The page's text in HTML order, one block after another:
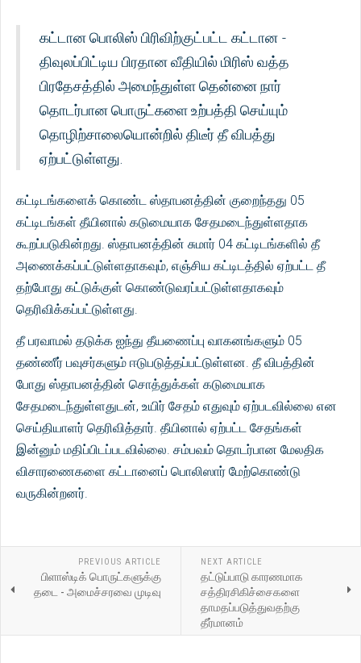
கட்டான பொலிஸ் பிரிவிற்குட்பட்ட கட்டான -
திவுலப்பிட்டிய பிரதான வீதியில் மிரிஸ் வத்த
பிரதேசத்தில் அமைந்துள்ள தென்னை நார்
தொடர்பான பொருட்களை உற்பத்தி செய்யும்
தொழிற்சாலையொன்றில் திடீர் தீ விபத்து
ஏற்பட்டுள்ளது.
கட்டிடங்களைக் கொண்ட ஸ்தாபனத்தின் குறைந்தது 05
கட்டிடங்கள் தீயினால் கடுமையாக சேதமடைந்துள்ளதாக
கூறப்படுகின்றது. ஸ்தாபனத்தின் சுமார் 04 கட்டிடங்களில் தீ
அணைக்கப்பட்டுள்ளதாகவும், எஞ்சிய கட்டிடத்தில் ஏற்பட்ட தீ
தற்போது கட்டுக்குள் கொண்டுவரப்பட்டுள்ளதாகவும்
தெரிவிக்கப்பட்டுள்ளது.
தீ பரவாமல் தடுக்க ஐந்து தீயணைப்பு வாகனங்களும் 05
தண்ணீர் பவுசர்களும் ஈடுபடுத்தப்பட்டுள்ளன. தீ விபத்தின்
போது ஸ்தாபனத்தின் சொத்துக்கள் கடுமையாக
சேதமடைந்துள்ளதுடன், உயிர் சேதம் எதுவும் ஏற்படவில்லை என
செய்தியாளர் தெரிவித்தார். தீயினால் ஏற்பட்ட சேதங்கள்
இன்னும் மதிப்பிடப்படவில்லை. சம்பவம் தொடர்பான மேலதிக
விசாரணைகளை கட்டானைப் பொலிஸார் மேற்கொண்டு
வருகின்றனர்.
PREVIOUS ARTICLE
பிளாஸ்டிக் பொருட்களுக்கு
தடை - அமைச்சரவை முடிவு
NEXT ARTICLE
தட்டுப்பாடு காரணமாக
சத்திரசிகிச்சைகளை
தாமதப்படுத்துவதற்கு
தீர்மானம்